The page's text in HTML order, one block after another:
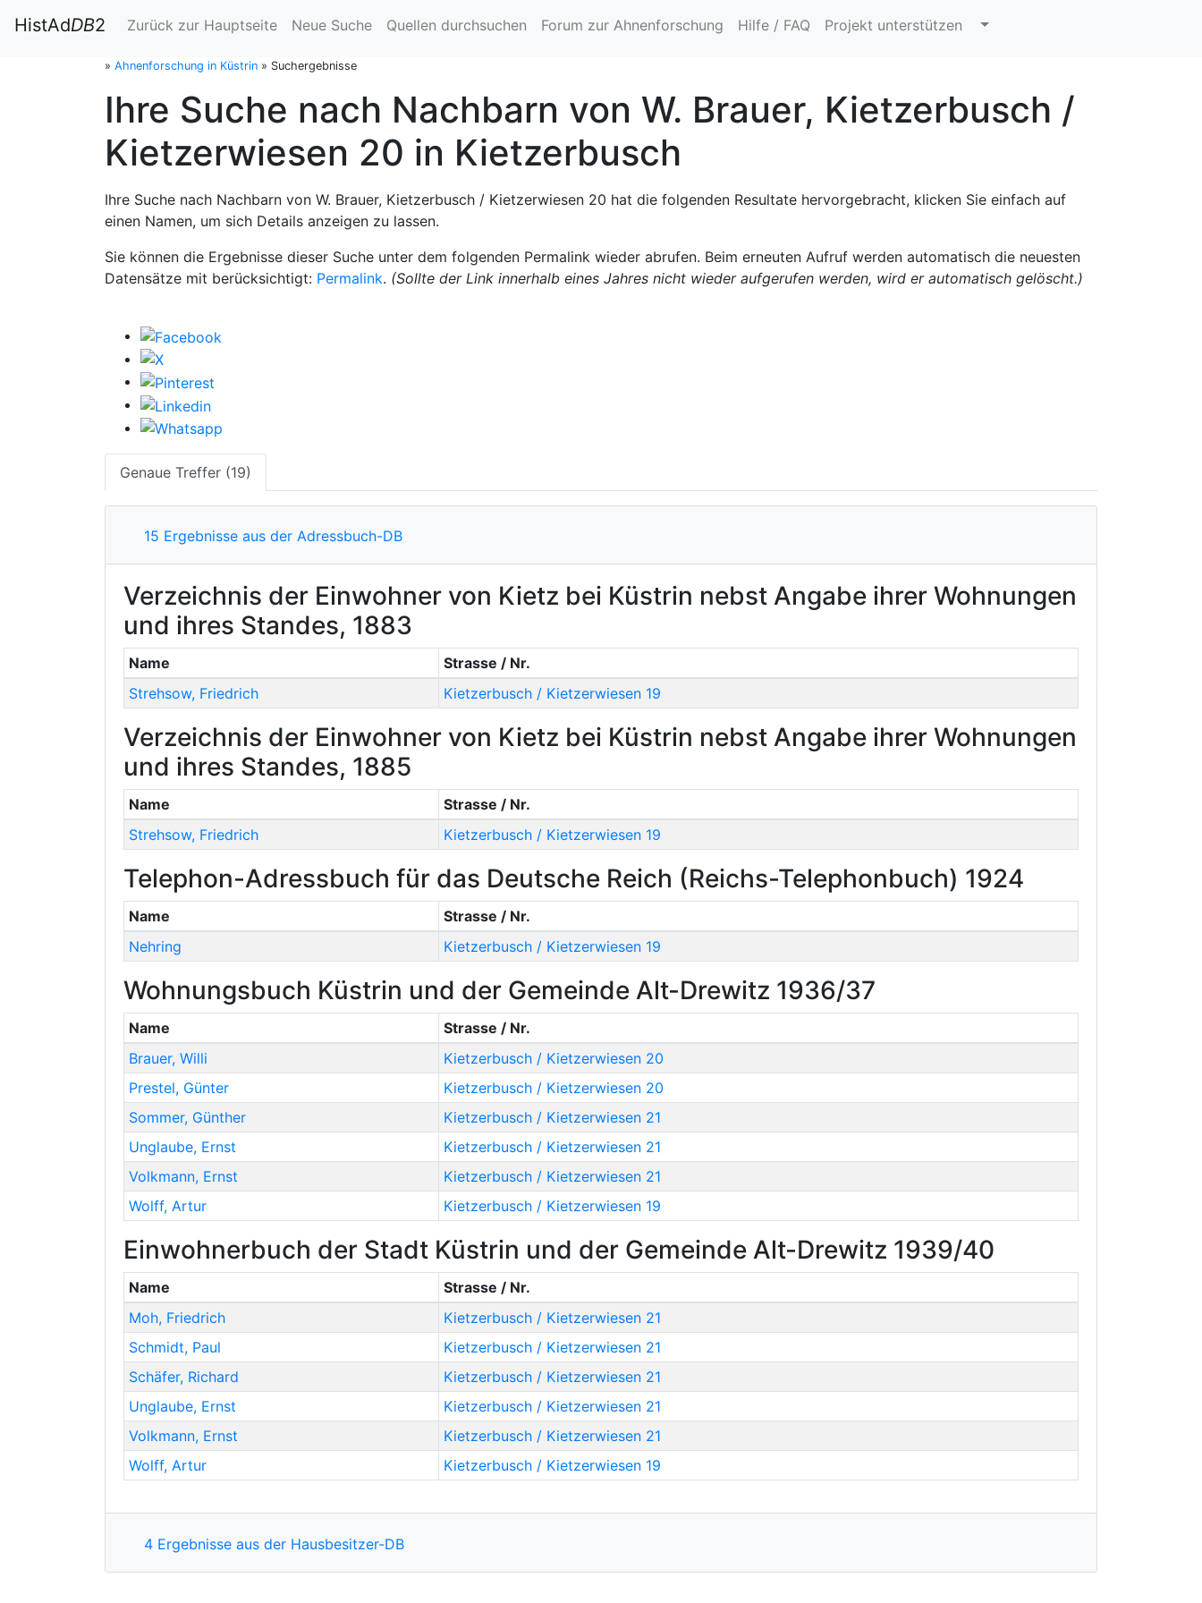
HistAdDB2 Zurück zur Hauptseite Neue Suche Quellen durchsuchen Forum zur Ahnenforschung Hilfe / FAQ Projekt unterstützen
» Ahnenforschung in Küstrin » Suchergebnisse
Ihre Suche nach Nachbarn von W. Brauer, Kietzerbusch /
Kietzerwiesen 20 in Kietzerbusch
Ihre Suche nach Nachbarn von W. Brauer, Kietzerbusch / Kietzerwiesen 20 hat die folgenden Resultate hervorgebracht, klicken Sie einfach auf
einen Namen, um sich Details anzeigen zu lassen.
Sie können die Ergebnisse dieser Suche unter dem folgenden Permalink wieder abrufen. Beim erneuten Aufruf werden automatisch die neuesten
Datensätze mit berücksichtigt: Permalink. (Sollte der Link innerhalb eines Jahres nicht wieder aufgerufen werden, wird er automatisch gelöscht.)
Genaue Treffer (19)
15 Ergebnisse aus der Adressbuch-DB
Verzeichnis der Einwohner von Kietz bei Küstrin nebst Angabe ihrer Wohnungen
und ihres Standes, 1883
Name
Strasse / Nr.
Strehsow, Friedrich Kietzerbusch / Kietzerwiesen 19
Verzeichnis der Einwohner von Kietz bei Küstrin nebst Angabe ihrer Wohnungen
und ihres Standes, 1885
Name
Strasse / Nr.
Strehsow, Friedrich Kietzerbusch / Kietzerwiesen 19
Telephon-Adressbuch für das Deutsche Reich (Reichs-Telephonbuch) 1924
Name
Strasse / Nr.
Nehring
Kietzerbusch / Kietzerwiesen 19
Wohnungsbuch Küstrin und der Gemeinde Alt-Drewitz 1936/37
Name
Strasse / Nr.
Brauer, Willi
Kietzerbusch / Kietzerwiesen 20
Prestel, Günter
Kietzerbusch / Kietzerwiesen 20
Sommer, Günther
Kietzerbusch / Kietzerwiesen 21
Unglaube, Ernst
Kietzerbusch / Kietzerwiesen 21
Volkmann, Ernst
Kietzerbusch / Kietzerwiesen 21
Wolff, Artur Kietzerbusch / Kietzerwiesen 19
Einwohnerbuch der Stadt Küstrin und der Gemeinde Alt-Drewitz 1939/40
Name
Strasse / Nr.
Moh, Friedrich
Kietzerbusch / Kietzerwiesen 21
Schmidt, Paul
Kietzerbusch / Kietzerwiesen 21
Schäfer, Richard
Kietzerbusch / Kietzerwiesen 21
Unglaube, Ernst
Kietzerbusch / Kietzerwiesen 21
Volkmann, Ernst
Kietzerbusch / Kietzerwiesen 21
Wolff, Artur Kietzerbusch / Kietzerwiesen 19
4 Ergebnisse aus der Hausbesitzer-DB